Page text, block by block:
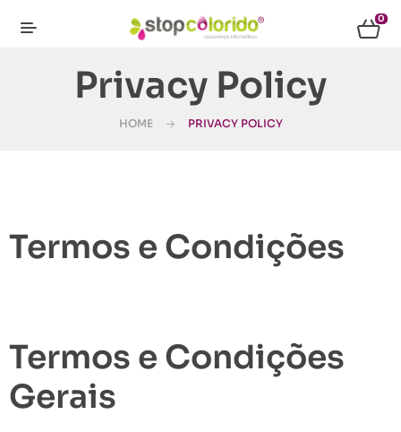
0
Privacy Policy
HOME PRIVACY POLICY
Termos e Condições
Termos e Condições
Gerais